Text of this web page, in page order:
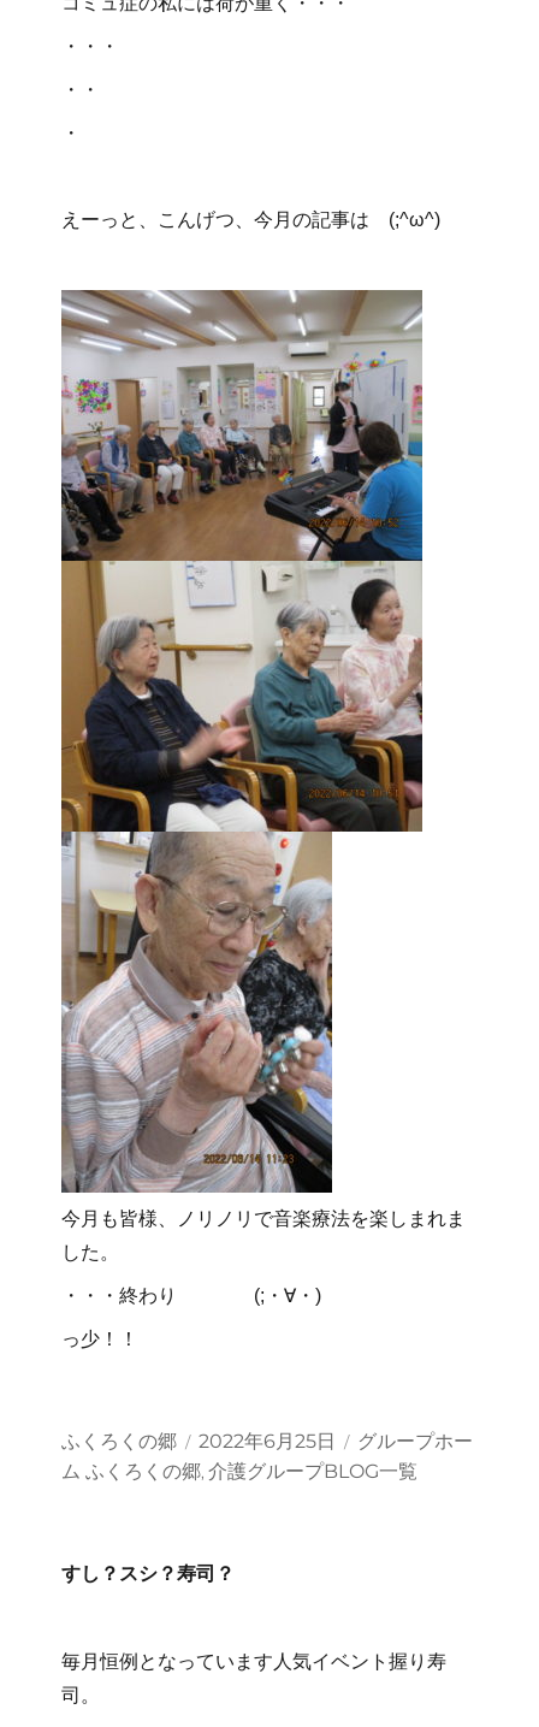
・・・
・・
・
えーっと、こんげつ、今月の記事は (;^ω^)
今月も皆様、ノリノリで音楽療法を楽しまれま
した。
・・・終わり (;・∀・)
っ少！！
投
稿
ふくろくの郷
投
稿
日:
2022年6月25日
カ
テ
グループホー
ム ふくろくの郷,介護グループBLOG一覧
すし？スシ？寿司？
毎月恒例となっています人気イベント握り寿
司。